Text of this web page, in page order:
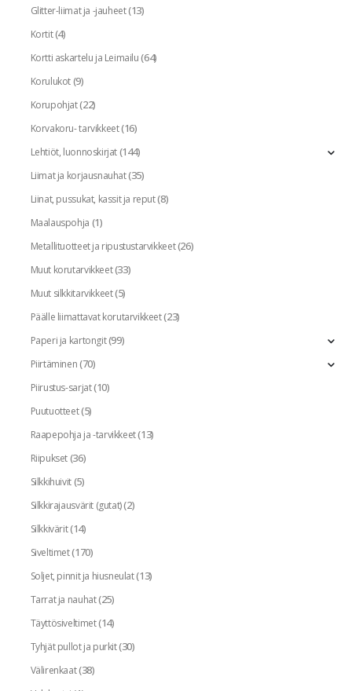
Glitter-liimat ja -jauheet(13)
Kortit(4)
Kortti askartelu ja Leimailu(64)
Korulukot(9)
Korupohjat(22)
Korvakoru- tarvikkeet(16)
Lehtiöt, luonnoskirjat(144)
Liimat ja korjausnauhat(35)
Liinat, pussukat, kassit ja reput(8)
Maalauspohja (1)
Metallituotteet ja ripustustarvikkeet(26)
Muut korutarvikkeet(33)
Muut silkkitarvikkeet(5)
Päälle liimattavat korutarvikkeet(23)
Paperi ja kartongit(99)
Piirtäminen(70)
Piirustus-sarjat(10)
Puutuotteet(5)
Raapepohja ja -tarvikkeet(13)
Riipukset(36)
Silkkihuivit(5)
Silkkirajausvärit (gutat)(2)
Silkkivärit(14)
Siveltimet(170)
Soljet, pinnit ja hiusneulat(13)
Tarrat ja nauhat(25)
Täyttösiveltimet(14)
Tyhjät pullot ja purkit(30)
Välirenkaat(38)